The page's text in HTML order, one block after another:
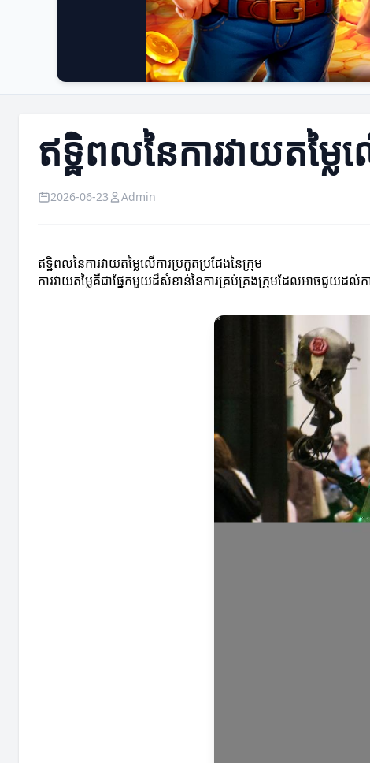
ឥទ្ឋិពលនៃការវាយតម្លៃ
2026-06-23 Admin
ឥទ្ឋិពលនៃការវាយតម្លៃលើការប្រកួតប្រជែងនៃក្រុម
ការវាយតម្លៃគឺជាផ្នែកមួយដ៏សំខាន់នៃការគ្រប់គ្រងក្រុមដែលអាចជួយដ